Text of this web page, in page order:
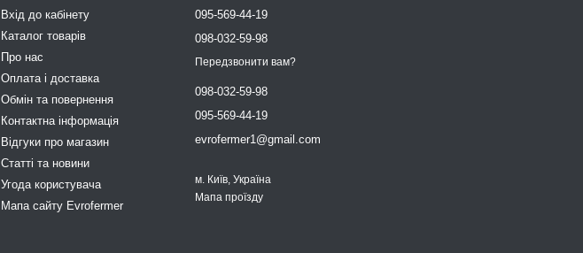
Вхід до кабінету
Каталог товарів
Про нас
Оплата і доставка
Обмін та повернення
Контактна інформація
Відгуки про магазин
Статті та новини
Угода користувача
Мапа сайту Evrofermer
095-569-44-19
098-032-59-98
Передзвонити вам?
098-032-59-98
095-569-44-19
evrofermer1@gmail.com
м. Київ, Україна
Мапа проїзду